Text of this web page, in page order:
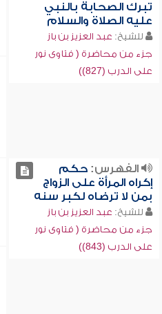
تبرك الصحابة بالنبي
عليه الصلاة والسلام
للشيخ: عبد العزيز بن باز
جزء من محاضرة ( فتاوى نور
على الدرب (827))
الفهرس:حكم
إكراه المرأة على الزواج
بمن لا ترضاه لكبر سنه
للشيخ: عبد العزيز بن باز
جزء من محاضرة ( فتاوى نور
على الدرب (843))